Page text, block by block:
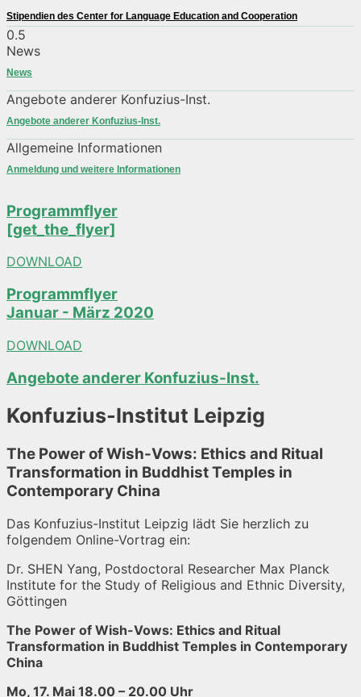
Stipendien des Center for Language Education and Cooperation
News
News
Angebote anderer Konfuzius-Inst.
Angebote anderer Konfuzius-Inst.
Allgemeine Informationen
Anmeldung und weitere Informationen
Programmflyer
[get_the_flyer]
DOWNLOAD
Programmflyer
Januar - März 2020
DOWNLOAD
Angebote anderer Konfuzius-Inst.
Konfuzius-Institut Leipzig
The Power of Wish-Vows: Ethics and Ritual
Transformation in Buddhist Temples in
Contemporary China
Das Konfuzius-Institut Leipzig lädt Sie herzlich zu
folgendem Online-Vortrag ein:
Dr. SHEN Yang, Postdoctoral Researcher Max Planck
Institute for the Study of Religious and Ethnic Diversity,
Göttingen
The Power of Wish-Vows: Ethics and Ritual
Transformation in Buddhist Temples in Contemporary
China
Mo, 17. Mai 18.00 – 20.00 Uhr